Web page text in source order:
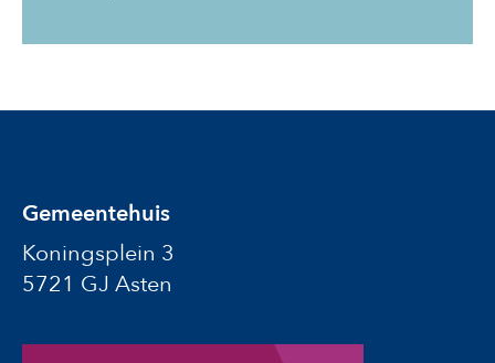
Gemeentehuis
Koningsplein 3
5721 GJ Asten